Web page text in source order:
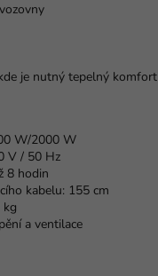
je nutný tepelný komfort
W/2000 W
V / 50 Hz
8 hodin
kabelu: 155 cm
a ventilace